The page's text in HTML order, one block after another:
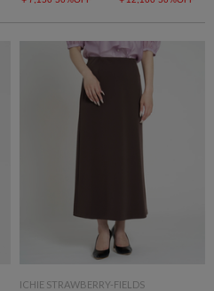
ICHIE STRAWBERRY-FIELDS